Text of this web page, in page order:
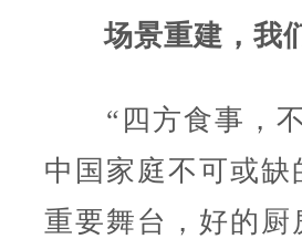
场景重建，我
“四方食事，不
中国家庭不可或
重要舞台，好的